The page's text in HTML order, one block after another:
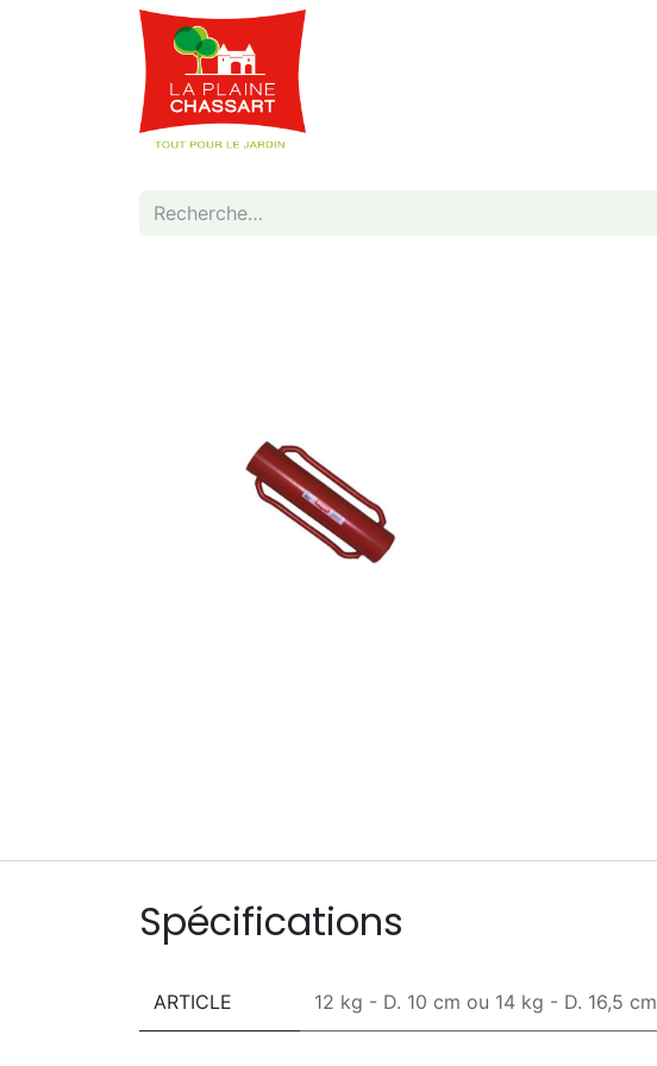
Spécifications
ARTICLE 12 kg - D. 10 cm ou 14 kg - D. 16,5 cm